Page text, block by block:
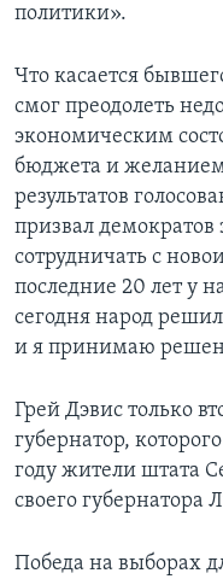
политики».
Что касается
смог преодолеть
экономическим
бюджета и
результатов
призвал
сотрудничать с
последние 20 лет у
сегодня народ
и я принимаю
Грей Дэвис только
губернатор,
году жители штата
своего губернатора
Победа на выборах